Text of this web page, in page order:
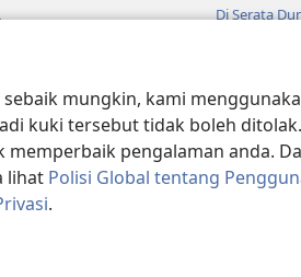
mungkin, kami
kuki tersebut tidak boleh
pengalaman anda.
lihat Polisi Global tentang
.
Bible yang Dramatik
Di Serata
Tower Bible and Tract Society of